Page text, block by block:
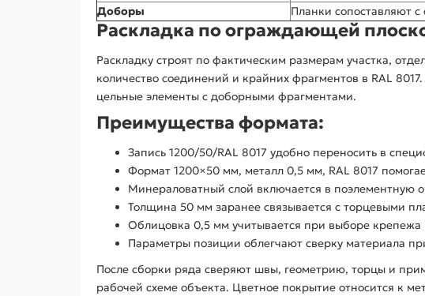
Доборы
Планки сопоставляют
Раскладка по ограждающей
Раскладку строят по фактическим размерам участка,
количество соединений и крайних фрагментов в RAL
цельные элементы с доборными фрагментами.
Преимущества формата:
Запись 1200/50/RAL 8017 удобно переносить в
Формат 1200×50 мм, металл 0,5 мм, RAL 8017
Минераловатный слой включается в поэлементную
Толщина 50 мм заранее связывается с торцевыми
Облицовка 0,5 мм учитывается при выборе крепежа
Параметры позиции облегчают сверку материала
После сборки ряда сверяют швы, геометрию, торцы и
рабочей схеме объекта. Цветное покрытие относится к